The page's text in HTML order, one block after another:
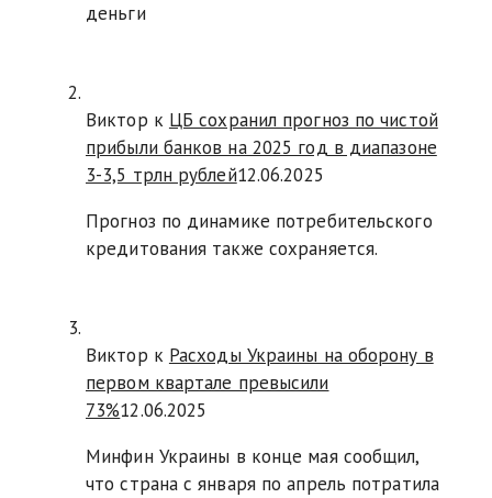
деньги
Виктор к ЦБ сохранил прогноз по чистой
прибыли банков на 2025 год в диапазоне
3-3,5 трлн рублей12.06.2025
Прогноз по динамике потребительского
кредитования также сохраняется.
Виктор к Расходы Украины на оборону в
первом квартале превысили
73%12.06.2025
Минфин Украины в конце мая сообщил,
что страна с января по апрель потратила